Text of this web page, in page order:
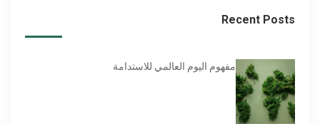
Recent Posts
مفهوم اليوم العالمي للاستدامة